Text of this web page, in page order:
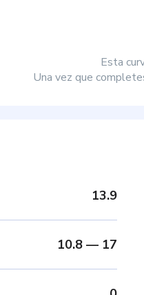
Esta
Una vez que
13.9
10.8 — 17